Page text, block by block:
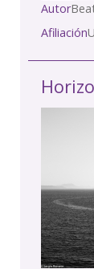
Autor
Afiliación